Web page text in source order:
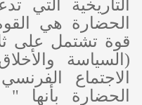
التاريخية التي
الحضارة هي
قوة تشتمل على
(السياسة
الاجتماع
الحضارة بأنها